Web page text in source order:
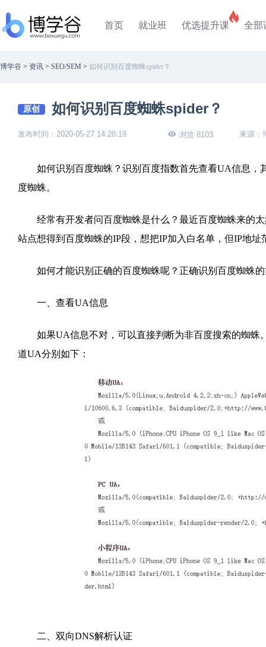
首页 就业班 优选提升课 全部
博学谷 > 资讯 > SEO/SEM > 如何识别百度蜘蛛spider？
原创 如何识别百度蜘蛛spider？
发布时间：2020-05-27 14:28:19 浏览 8103 来源：
如何识别百度蜘蛛？识别百度指数首先查看UA信息，
度蜘蛛。
经常有开发者问百度蜘蛛是什么？最近百度蜘蛛来的太
站点想得到百度蜘蛛的IP段，想把IP加入白名单，但IP地
如何才能识别正确的百度蜘蛛呢？正确识别百度蜘蛛的
一、查看UA信息
如果UA信息不对，可以直接判断为非百度搜索的蜘蛛
道UA分别如下：
二、双向DNS解析认证